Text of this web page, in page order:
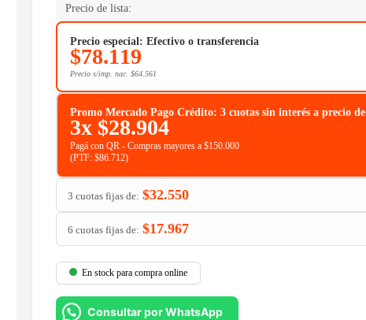
Precio de lista:
Precio especial: Efectivo o transferencia
$78.119
Precio s/imp. nac. $64.561
Promo Mercado Pago Crédito: 3 cuotas sin interés a precio
3x $28.904
Pagá con QR - Compras mayores a $150.000
(PTF: $86.712)
3 cuotas fijas de: $32.550
6 cuotas fijas de: $17.967
En stock para compra online
Consultar por WhatsApp